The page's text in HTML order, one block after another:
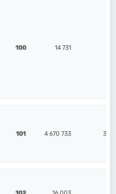
100 14 731
101 4 670 733 3